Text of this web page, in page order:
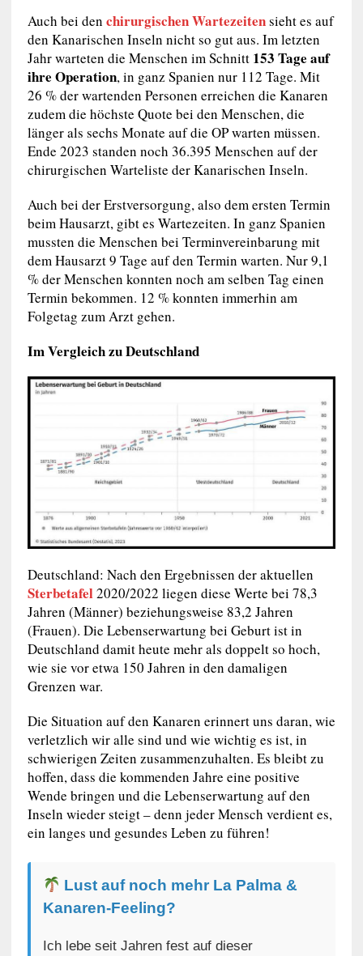
Auch bei den chirurgischen Wartezeitensieht es auf
den Kanarischen Inseln nicht so gut aus. Im letzten
Jahr warteten die Menschen im Schnitt 153 Tage auf
ihre Operation, in ganz Spanien nur 112 Tage. Mit
26 % der wartenden Personen erreichen die Kanaren
zudem die höchste Quote bei den Menschen, die
länger als sechs Monate auf die OP warten müssen.
Ende 2023 standen noch 36.395 Menschen auf der
chirurgischen Warteliste der Kanarischen Inseln.
Auch bei der Erstversorgung, also dem ersten Termin
beim Hausarzt, gibt es Wartezeiten. In ganz Spanien
mussten die Menschen bei Terminvereinbarung mit
dem Hausarzt 9 Tage auf den Termin warten. Nur 9,1
% der Menschen konnten noch am selben Tag einen
Termin bekommen. 12 % konnten immerhin am
Folgetag zum Arzt gehen.
Im Vergleich zu Deutschland
Deutschland: Nach den Ergebnissen der aktuellen
Sterbetafel2020/2022 liegen diese Werte bei 78,3
Jahren (Männer) beziehungsweise 83,2 Jahren
(Frauen). Die Lebenserwartung bei Geburt ist in
Deutschland damit heute mehr als doppelt so hoch,
wie sie vor etwa 150 Jahren in den damaligen
Grenzen war.
Die Situation auf den Kanaren erinnert uns daran, wie
verletzlich wir alle sind und wie wichtig es ist, in
schwierigen Zeiten zusammenzuhalten. Es bleibt zu
hoffen, dass die kommenden Jahre eine positive
Wende bringen und die Lebenserwartung auf den
Inseln wieder steigt – denn jeder Mensch verdient es,
ein langes und gesundes Leben zu führen!
Lust auf noch mehr La Palma &
Kanaren-Feeling?
Ich lebe seit Jahren fest auf dieser